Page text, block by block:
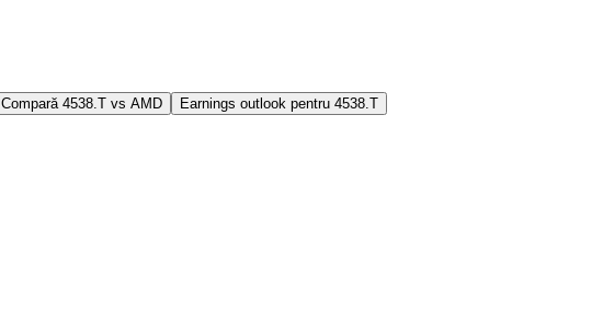
Compară 4538.T vs AMD Earnings outlook pentru 4538.T